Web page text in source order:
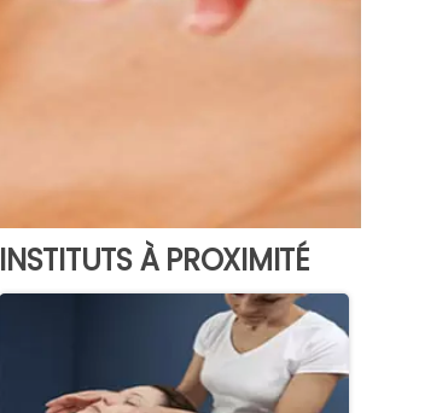
INSTITUTS À PROXIMITÉ